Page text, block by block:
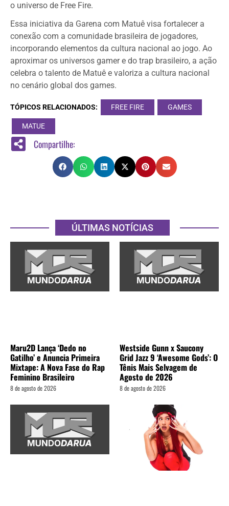
o universo de Free Fire.
Essa iniciativa da Garena com Matuê visa fortalecer a
conexão com a comunidade brasileira de jogadores,
incorporando elementos da cultura nacional ao jogo. Ao
aproximar os universos gamer e do trap brasileiro, a ação
celebra o talento de Matuê e valoriza a cultura nacional
no cenário global dos games.
TÓPICOS RELACIONADOS: FREE FIRE GAMES
MATUE
Compartilhe:
ÚLTIMAS NOTÍCIAS
Maru2D Lança ‘Dedo no
Gatilho’ e Anuncia Primeira
Mixtape: A Nova Fase do Rap
Feminino Brasileiro
8 de agosto de 2026
Westside Gunn x Saucony
Grid Jazz 9 ‘Awesome Gods’: O
Tênis Mais Selvagem de
Agosto de 2026
8 de agosto de 2026